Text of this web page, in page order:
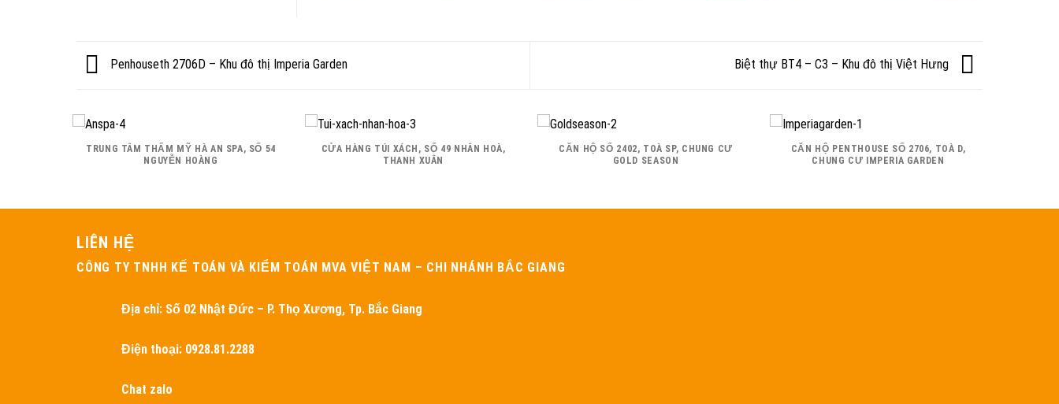
Penhouseth 2706D – Khu đô thị Imperia Garden Biệt thự BT4 – C3 – Khu đô thị Việt Hưng
TRUNG TÂM THẨM MỸ HÀ AN SPA, SỐ 54
NGUYỄN HOÀNG
CỬA HÀNG TÚI XÁCH, SỐ 49 NHÂN HOÀ,
THANH XUÂN
CĂN HỘ SỐ 2402, TOÀ SP, CHUNG CƯ
GOLD SEASON
CĂN HỘ PENTHOUSE SỐ 2706, TOÀ D,
CHUNG CƯ IMPERIA GARDEN
LIÊN HỆ
CÔNG TY TNHH KẾ TOÁN VÀ KIỂM TOÁN MVA VIỆT NAM – CHI NHÁNH BẮC GIANG
Địa chỉ: Số 02 Nhật Đức – P. Thọ Xương, Tp. Bắc Giang
Điện thoại: 0928.81.2288
Chat zalo